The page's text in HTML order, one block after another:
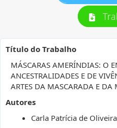
Título do Trabalho
MÁSCARAS AMERÍNDIAS: O
ANCESTRALIDADES E DE
ARTES DA MASCARADA E DA
Autores
Carla Patrícia de